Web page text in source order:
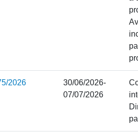
2026
30/06/2026-
07/07/2026